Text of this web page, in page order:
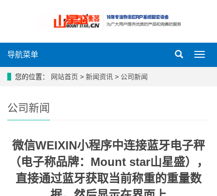
导
导航菜单
您的位置： 网站首页 > 新闻资讯 > 公司新闻
公司新闻
微信WEIXIN小程序中连接蓝牙电子秤
（电子称品牌：Mount star山星盛），
直接通过蓝牙获取当前称重的重量数